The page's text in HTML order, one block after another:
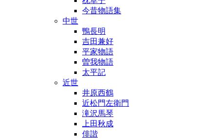
今昔物語集
中世
鴨長明
吉田兼好
平家物語
曽我物語
太平記
近世
井原西鶴
近松門左衛門
滝沢馬琴
上田秋成
俳諧